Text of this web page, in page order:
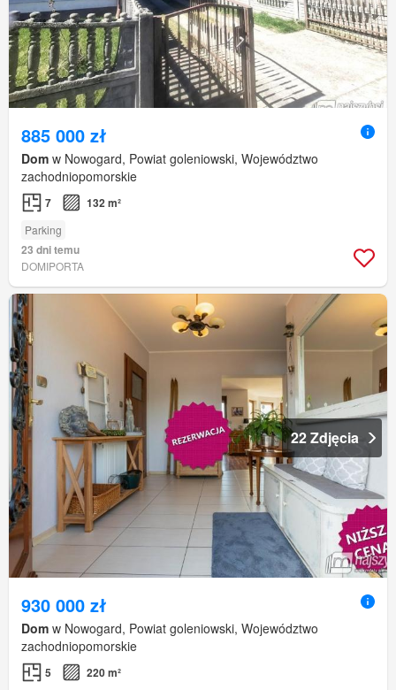
885 000 zł
Dom w Nowogard, Powiat goleniowski, Województwo
zachodniopomorskie
7 132 m²
Parking
23 dni temu
DOMIPORTA
22 Zdjęcia
930 000 zł
Dom w Nowogard, Powiat goleniowski, Województwo
zachodniopomorskie
5 220 m²